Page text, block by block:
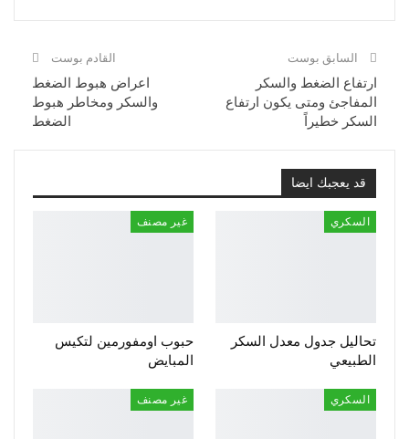
السابق بوست
ارتفاع الضغط والسكر
المفاجئ ومتى يكون ارتفاع
السكر خطيراً
القادم بوست
اعراض هبوط الضغط
والسكر ومخاطر هبوط
الضغط
قد يعجبك ايضا
السكري
تحاليل جدول معدل السكر
الطبيعي
غير مصنف
حبوب اومفورمين لتكيس
المبايض
السكري غير مصنف